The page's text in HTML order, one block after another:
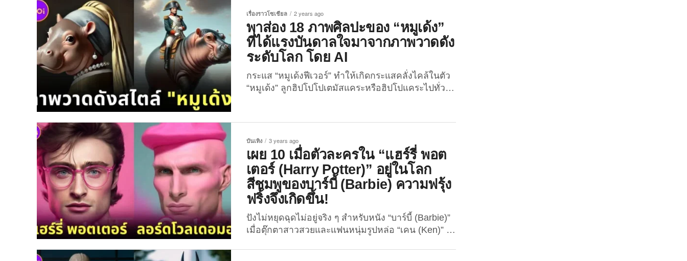
เรื่องราวโซเชียล 2 years ago
พาส่อง 18 ภาพศิลปะของ “หมูเด้ง”
ที่ได้แรงบันดาลใจมาจากภาพวาดดัง
ระดับโลก โดย AI
กระแส “หมูเด้งฟีเวอร์” ทำให้เกิดกระแสคลั่งไคล้ในตัว
“หมูเด้ง” ลูกฮิปโปโปเตมัสแคระหรือฮิปโปแคระไปทั่ว
อาร์ตสุดคิ้วท์ที่เหล่ามัมหมีเห็นแล้วต้องใจเจ็บ หรือ
แม้แต่ตัดต่อภาพน้องเป็นโปสเตอร์หนังฮอลลีวูดสุดคูลที่
มีดาราฮิปโปเด็กเป็นนักแสดงนำ และอีกเยอะแยะ
มากมาย สำหรับบทความนี้ The Joi จะพาเพื่อน ๆ
ไปส่องผลงานศิลปะของ “หมูเด้ง” ตัวตึงแห่งสวนสัตว์
เปิดเขาเขียว จังหวัดชลบุรี ที่ได้แรงบันดาลใจมาจาก
ภาพวาดดังระดับโลก ที่สร้างสรรค์ขึ้นจากเทคโนโลยี
AI โดยเพจสอนเขียนโปรแกรมชื่อดัง “Expert-
Programming-tutor.com” ซึ่งกำลังเป็นไวรัลบนโลกโซ
เชียลในขณะนี้ แต่ละภาพจะจึ้งและปังมากขนาด
ไหน?...
บันเทิง 3 years ago
เผย 10 เมื่อตัวละครใน “แฮร์รี่ พอต
เตอร์ (Harry Potter)” อยู่ในโลก
สีชมพูของบาร์บี้ (Barbie) ความฟรุ้ง
ฟริ้งจึงเกิดขึ้น!
ปังไม่หยุดฉุดไม่อยู่จริง ๆ สำหรับหนัง “บาร์บี้ (Barbie)”
เมื่อตุ๊กตาสาวสวยและแฟนหนุ่มรูปหล่อ “เคน (Ken)” ที่